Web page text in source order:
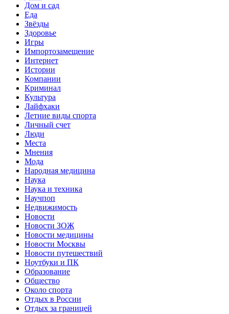
Дом и сад
Еда
Звёзды
Здоровье
Игры
Импортозамещение
Интернет
Истории
Компании
Криминал
Культура
Лайфхаки
Летние виды спорта
Личный счет
Люди
Места
Мнения
Мода
Народная медицина
Наука
Наука и техника
Научпоп
Недвижимость
Новости
Новости ЗОЖ
Новости медицины
Новости Москвы
Новости путешествий
Ноутбуки и ПК
Образование
Общество
Около спорта
Отдых в России
Отдых за границей